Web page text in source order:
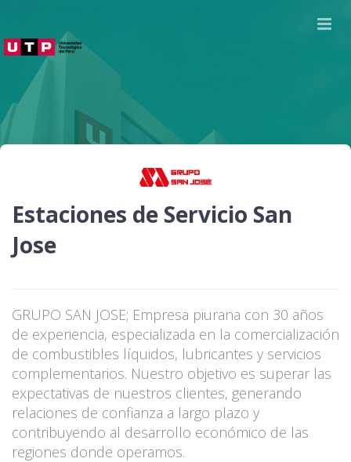
Estaciones de Servicio San
Jose
GRUPO SAN JOSE; Empresa piurana con 30 años
de experiencia, especializada en la comercialización
de combustibles líquidos, lubricantes y servicios
complementarios. Nuestro objetivo es superar las
expectativas de nuestros clientes, generando
relaciones de confianza a largo plazo y
contribuyendo al desarrollo económico de las
regiones donde operamos.